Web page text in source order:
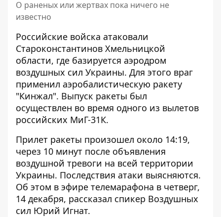
О раненых или жертвах пока ничего не
известно
Российские войска атаковали
Староконстантинов Хмельницкой
области, где базируется аэродром
воздушных сил Украины. Для этого враг
применил аэробалистическую ракету
"Кинжал". Выпуск ракеты был
осуществлен во время одного из вылетов
российских МиГ-31К.
Прилет ракеты произошел около 14:19,
через 10 минут после объявления
воздушной тревоги на всей территории
Украины. Последствия атаки выясняются.
Об этом в эфире телемарафона в четверг,
14 декабря, рассказал спикер Воздушных
сил Юрий Игнат.